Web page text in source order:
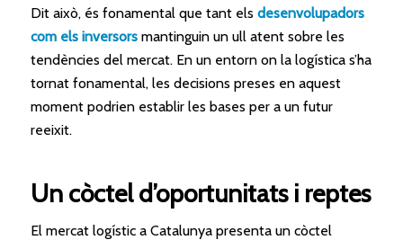
Dit això, és fonamental que tant els desenvolupadors
com els inversorsmantinguin un ull atent sobre les
tendències del mercat. En un entorn on la logística s’ha
tornat fonamental, les decisions preses en aquest
moment podrien establir les bases per a un futur
reeixit.
Un còctel d’oportunitats i reptes
El mercat logístic a Catalunya presenta un còctel